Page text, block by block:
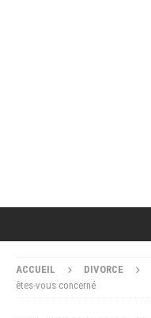
ACCUEIL DIVORCE
êtes-vous concerné